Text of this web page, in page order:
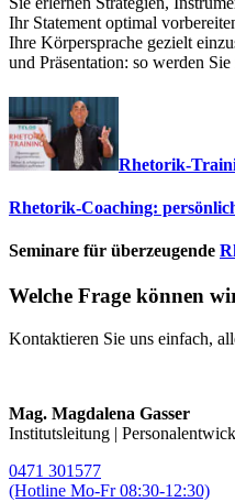
Ihr Statement optimal
Ihre Körpersprache gezielt
und Präsentation: so werden
Rhetorik-
Rhetorik-Coaching:
Seminare für überzeugende
Welche Frage können
Kontaktieren Sie uns einfach,
Mag. Magdalena Gasser
Institutsleitung |
0471 301577
(Hotline Mo-Fr 08:30-12:30)